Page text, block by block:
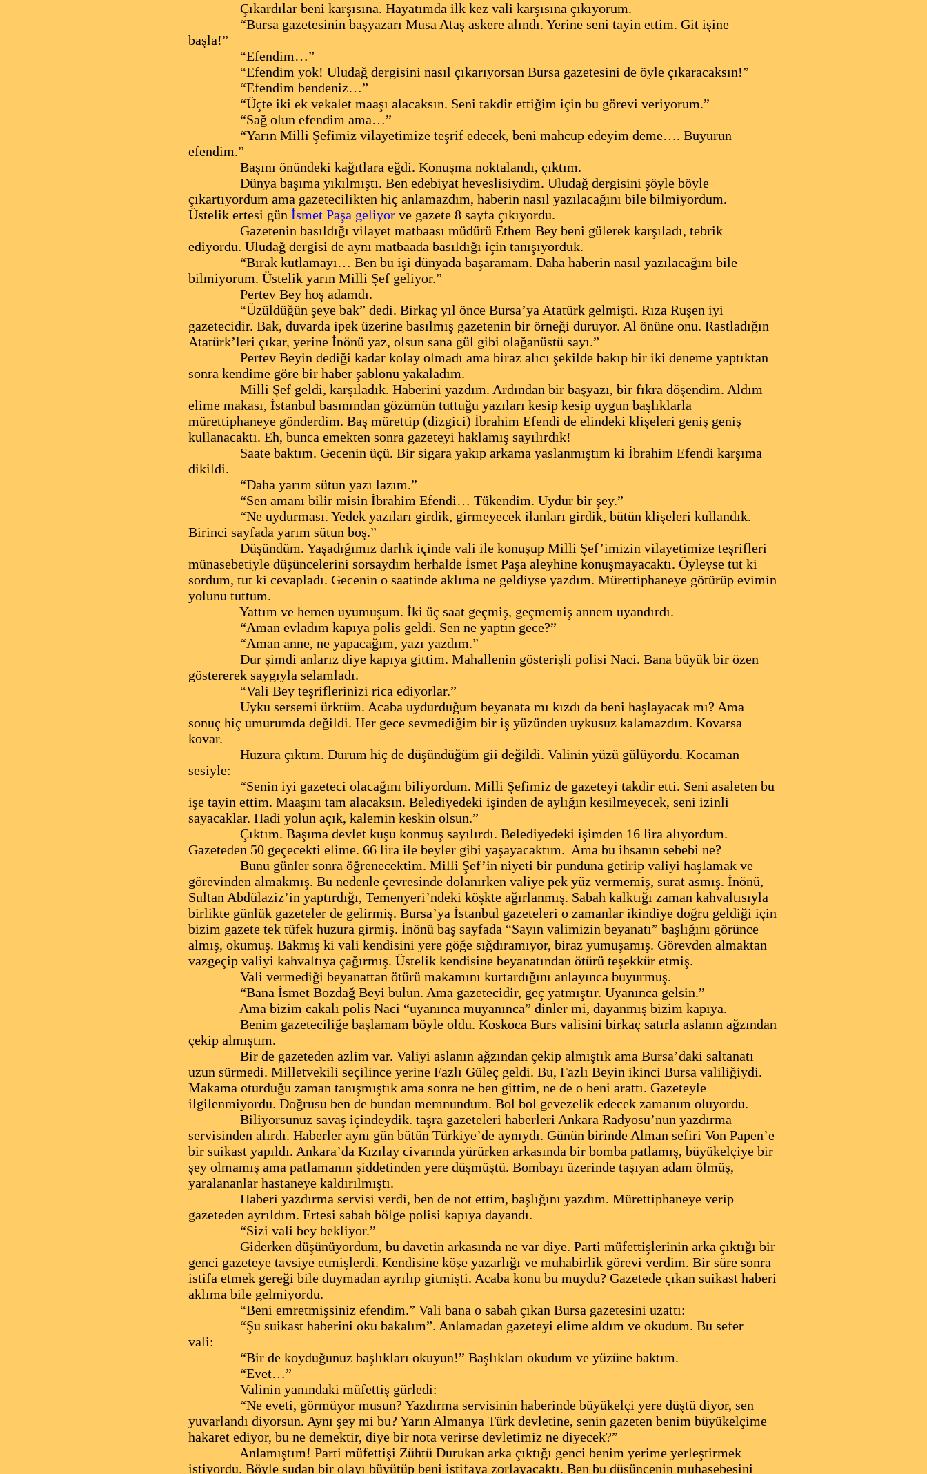
Çıkardılar beni karşısına. Hayatımda ilk kez vali karşısına çıkıyorum.
“Bursa gazetesinin başyazarı Musa Ataş askere alındı. Yerine seni tayin ettim. Git işine
başla!”
“Efendim…”
“Efendim yok! Uludağ dergisini nasıl çıkarıyorsan Bursa gazetesini de öyle çıkaracaksın!”
“Efendim bendeniz…”
“Üçte iki ek vekalet maaşı alacaksın. Seni takdir ettiğim için bu görevi veriyorum.”
“Sağ olun efendim ama…”
“Yarın Milli Şefimiz vilayetimize teşrif edecek, beni mahcup edeyim deme…. Buyurun
efendim.”
Başını önündeki kağıtlara eğdi. Konuşma noktalandı, çıktım.
Dünya başıma yıkılmıştı. Ben edebiyat heveslisiydim. Uludağ dergisini şöyle böyle
çıkartıyordum ama gazetecilikten hiç anlamazdım, haberin nasıl yazılacağını bile bilmiyordum.
Üstelik ertesi gün İsmet Paşa geliyor ve gazete 8 sayfa çıkıyordu.
Gazetenin basıldığı vilayet matbaası müdürü Ethem Bey beni gülerek karşıladı, tebrik
ediyordu. Uludağ dergisi de aynı matbaada basıldığı için tanışıyorduk.
“Bırak kutlamayı… Ben bu işi dünyada başaramam. Daha haberin nasıl yazılacağını bile
bilmiyorum. Üstelik yarın Milli Şef geliyor.”
Pertev Bey hoş adamdı.
“Üzüldüğün şeye bak” dedi. Birkaç yıl önce Bursa’ya Atatürk gelmişti. Rıza Ruşen iyi
gazetecidir. Bak, duvarda ipek üzerine basılmış gazetenin bir örneği duruyor. Al önüne onu. Rastladığın
Atatürk’leri çıkar, yerine İnönü yaz, olsun sana gül gibi olağanüstü sayı.”
Pertev Beyin dediği kadar kolay olmadı ama biraz alıcı şekilde bakıp bir iki deneme yaptıktan
sonra kendime göre bir haber şablonu yakaladım.
Milli Şef geldi, karşıladık. Haberini yazdım. Ardından bir başyazı, bir fıkra döşendim. Aldım
elime makası, İstanbul basınından gözümün tuttuğu yazıları kesip kesip uygun başlıklarla
mürettiphaneye gönderdim. Baş mürettip (dizgici) İbrahim Efendi de elindeki klişeleri geniş geniş
kullanacaktı. Eh, bunca emekten sonra gazeteyi haklamış sayılırdık!
Saate baktım. Gecenin üçü. Bir sigara yakıp arkama yaslanmıştım ki İbrahim Efendi karşıma
dikildi.
“Daha yarım sütun yazı lazım.”
“Sen amanı bilir misin İbrahim Efendi… Tükendim. Uydur bir şey.”
“Ne uydurması. Yedek yazıları girdik, girmeyecek ilanları girdik, bütün klişeleri kullandık.
Birinci sayfada yarım sütun boş.”
Düşündüm. Yaşadığımız darlık içinde vali ile konuşup Milli Şef’imizin vilayetimize teşrifleri
münasebetiyle düşüncelerini sorsaydım herhalde İsmet Paşa aleyhine konuşmayacaktı. Öyleyse tut ki
sordum, tut ki cevapladı. Gecenin o saatinde aklıma ne geldiyse yazdım. Mürettiphaneye götürüp evimin
yolunu tuttum.
Yattım ve hemen uyumuşum. İki üç saat geçmiş, geçmemiş annem uyandırdı.
“Aman evladım kapıya polis geldi. Sen ne yaptın gece?”
“Aman anne, ne yapacağım, yazı yazdım.”
Dur şimdi anlarız diye kapıya gittim. Mahallenin gösterişli polisi Naci. Bana büyük bir özen
göstererek saygıyla selamladı.
“Vali Bey teşriflerinizi rica ediyorlar.”
Uyku sersemi ürktüm. Acaba uydurduğum beyanata mı kızdı da beni haşlayacak mı? Ama
sonuç hiç umurumda değildi. Her gece sevmediğim bir iş yüzünden uykusuz kalamazdım. Kovarsa
kovar.
Huzura çıktım. Durum hiç de düşündüğüm gii değildi. Valinin yüzü gülüyordu. Kocaman
sesiyle:
“Senin iyi gazeteci olacağını biliyordum. Milli Şefimiz de gazeteyi takdir etti. Seni asaleten bu
işe tayin ettim. Maaşını tam alacaksın. Belediyedeki işinden de aylığın kesilmeyecek, seni izinli
sayacaklar. Hadi yolun açık, kalemin keskin olsun.”
Çıktım. Başıma devlet kuşu konmuş sayılırdı. Belediyedeki işimden 16 lira alıyordum.
Gazeteden 50 geçecekti elime. 66 lira ile beyler gibi yaşayacaktım. Ama bu ihsanın sebebi ne?
Bunu günler sonra öğrenecektim. Milli Şef’in niyeti bir punduna getirip valiyi haşlamak ve
görevinden almakmış. Bu nedenle çevresinde dolanırken valiye pek yüz vermemiş, surat asmış. İnönü,
Sultan Abdülaziz’in yaptırdığı, Temenyeri’ndeki köşkte ağırlanmış. Sabah kalktığı zaman kahvaltısıyla
birlikte günlük gazeteler de gelirmiş. Bursa’ya İstanbul gazeteleri o zamanlar ikindiye doğru geldiği için
bizim gazete tek tüfek huzura girmiş. İnönü baş sayfada “Sayın valimizin beyanatı” başlığını görünce
almış, okumuş. Bakmış ki vali kendisini yere göğe sığdıramıyor, biraz yumuşamış. Görevden almaktan
vazgeçip valiyi kahvaltıya çağırmış. Üstelik kendisine beyanatından ötürü teşekkür etmiş.
Vali vermediği beyanattan ötürü makamını kurtardığını anlayınca buyurmuş.
“Bana İsmet Bozdağ Beyi bulun. Ama gazetecidir, geç yatmıştır. Uyanınca gelsin.”
Ama bizim cakalı polis Naci “uyanınca muyanınca” dinler mi, dayanmış bizim kapıya.
Benim gazeteciliğe başlamam böyle oldu. Koskoca Burs valisini birkaç satırla aslanın ağzından
çekip almıştım.
Bir de gazeteden azlim var. Valiyi aslanın ağzından çekip almıştık ama Bursa’daki saltanatı
uzun sürmedi. Milletvekili seçilince yerine Fazlı Güleç geldi. Bu, Fazlı Beyin ikinci Bursa valiliğiydi.
Makama oturduğu zaman tanışmıştık ama sonra ne ben gittim, ne de o beni arattı. Gazeteyle
ilgilenmiyordu. Doğrusu ben de bundan memnundum. Bol bol gevezelik edecek zamanım oluyordu.
Biliyorsunuz savaş içindeydik. taşra gazeteleri haberleri Ankara Radyosu’nun yazdırma
servisinden alırdı. Haberler aynı gün bütün Türkiye’de aynıydı. Günün birinde Alman sefiri Von Papen’e
bir suikast yapıldı. Ankara’da Kızılay civarında yürürken arkasında bir bomba patlamış, büyükelçiye bir
şey olmamış ama patlamanın şiddetinden yere düşmüştü. Bombayı üzerinde taşıyan adam ölmüş,
yaralananlar hastaneye kaldırılmıştı.
Haberi yazdırma servisi verdi, ben de not ettim, başlığını yazdım. Mürettiphaneye verip
gazeteden ayrıldım. Ertesi sabah bölge polisi kapıya dayandı.
“Sizi vali bey bekliyor.”
Giderken düşünüyordum, bu davetin arkasında ne var diye. Parti müfettişlerinin arka çıktığı bir
genci gazeteye tavsiye etmişlerdi. Kendisine köşe yazarlığı ve muhabirlik görevi verdim. Bir süre sonra
istifa etmek gereği bile duymadan ayrılıp gitmişti. Acaba konu bu muydu? Gazetede çıkan suikast haberi
aklıma bile gelmiyordu.
“Beni emretmişsiniz efendim.” Vali bana o sabah çıkan Bursa gazetesini uzattı:
“Şu suikast haberini oku bakalım”. Anlamadan gazeteyi elime aldım ve okudum. Bu sefer
vali:
“Bir de koyduğunuz başlıkları okuyun!” Başlıkları okudum ve yüzüne baktım.
“Evet…”
Valinin yanındaki müfettiş gürledi:
“Ne eveti, görmüyor musun? Yazdırma servisinin haberinde büyükelçi yere düştü diyor, sen
yuvarlandı diyorsun. Aynı şey mi bu? Yarın Almanya Türk devletine, senin gazeten benim büyükelçime
hakaret ediyor, bu ne demektir, diye bir nota verirse devletimiz ne diyecek?”
Anlamıştım! Parti müfettişi Zühtü Durukan arka çıktığı genci benim yerime yerleştirmek
istiyordu. Böyle sudan bir olayı büyütüp beni istifaya zorlayacaktı. Ben bu düşüncenin muhasebesini